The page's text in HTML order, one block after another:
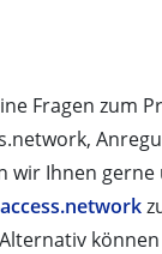
Fragen zum
wir Ihnen
können